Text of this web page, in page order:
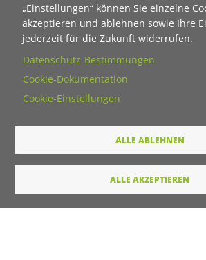
„Einstellungen“ können Sie einzelne
akzeptieren und ablehnen sowie Ihre
jederzeit für die Zukunft widerrufen.
Datenschutz-Bestimmungen
Cookie-Dokumentation
Cookie-Einstellungen
ALLE ABLEHNEN
ALLE AKZEPTIEREN
Nachname
Du